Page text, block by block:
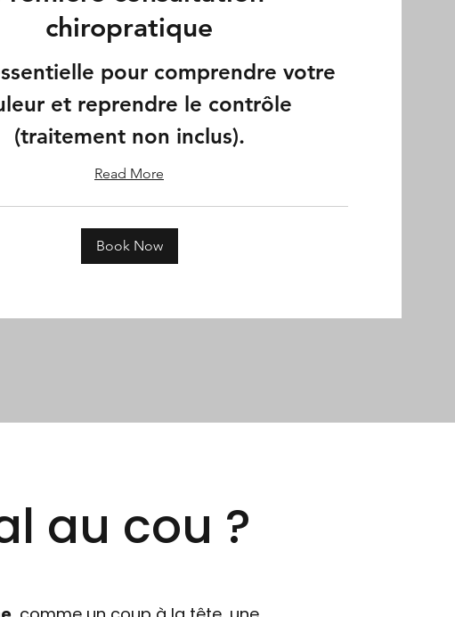
chiropratique
pour comprendre votre
et reprendre le contrôle
(traitement non inclus).
Read More
Book Now
au cou ?